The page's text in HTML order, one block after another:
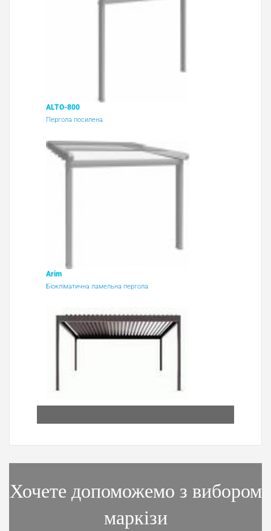
ALTO-800
Пергола посилена
Arim
Біокліматична ламельна пергола
Хочете допоможемо з вибором
маркізи